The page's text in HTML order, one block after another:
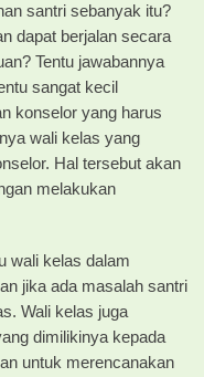
santri sebanyak itu?
dapat berjalan secara
Tentu jawabannya
sangat kecil
konselor yang harus
wali kelas yang
Hal tersebut akan
melakukan
wali kelas dalam
jika ada masalah santri
Wali kelas juga
dimilikinya kepada
untuk merencanakan